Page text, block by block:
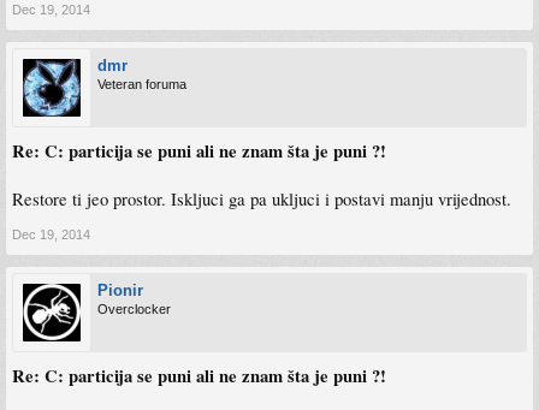
Dec 19, 2014
dmr
Veteran foruma
Re: C: particija se puni ali ne znam šta je puni ?!
Restore ti jeo prostor. Iskljuci ga pa ukljuci i postavi manju vrijednost.
Dec 19, 2014
Pionir
Overclocker
Re: C: particija se puni ali ne znam šta je puni ?!